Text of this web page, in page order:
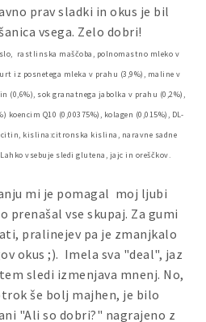
prav sladki in okus je bil
vsega. Zelo dobri!
rastlinska maščoba, polnomastno mleko v
iz posnetega mleka v prahu (3,9%), maline v
(0,6%), sok granatnega jabolka v prahu (0,2%),
koencim Q10 (0,00375%), kolagen (0,015%), DL-
kislina:citronska kislina, naravne sadne
vsebuje sledi glutena, jajc in oreščkov.
mi je pomagal moj ljubi
vse skupaj. Za gumi
pralinejev pa je zmanjkalo
okus ;). Imela sva "deal", jaz
sledi izmenjava mnenj. No,
še bolj majhen, je bilo
"Ali so dobri?" nagrajeno z